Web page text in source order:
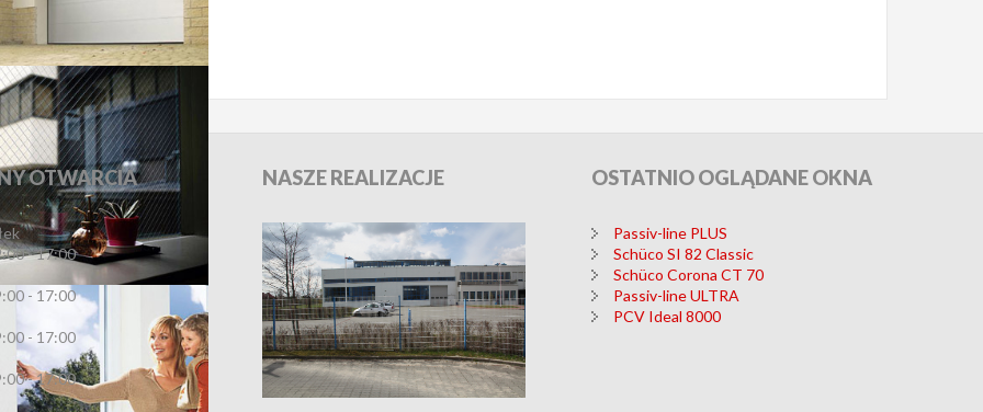
BRAMY
PARAPETY
OTWARCIA
- 17:00
- 17:00
- 17:00
- 17:00
NASZEREALIZACJE OSTATNIOOGLĄDANE OKNA
Passiv-line PLUS
Schüco SI 82 Classic
Schüco Corona CT 70
Passiv-line ULTRA
PCV Ideal 8000